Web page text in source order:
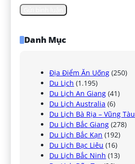
Danh Mục
Địa Điểm Ăn Uống (250)
Du Lịch (1.195)
Du Lịch An Giang (41)
Du Lịch Australia (6)
Du Lịch Bà Rịa – Vũng Tàu
Du Lịch Bắc Giang (278)
Du Lịch Bắc Kạn (192)
Du Lịch Bạc Liêu (16)
Du Lịch Bắc Ninh (13)